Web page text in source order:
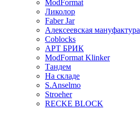
ModFormat
Ликолор
Faber Jar
Алексеевская мануфактура
Coblocks
АРТ БРИК
ModFormat Klinker
Тандем
На складе
S.Anselmo
Stroeher
RECKE BLOCK